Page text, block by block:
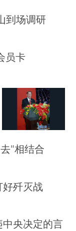
到场调研
员卡
"相结合
好歼灭战
央决定的言